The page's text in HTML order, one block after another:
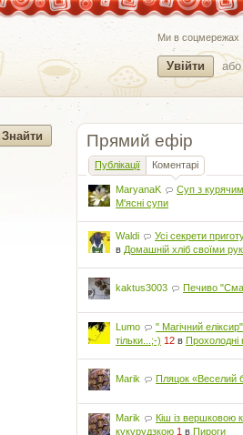
Ми в соцмережах
Увійти або
Прямий ефір
Публікації Коментарі
MaryanaK Суп з
М'ясні супи
Waldi Усі секрети
в Домашній хліб своїми
kaktus3003 Печиво
Lumo
" Магічний
тільки...;-) 12 вПрохолодні
Marik Пляцок «Веселий
Marik
Кіш із вершковою
кукурудзкою 1 вПироги